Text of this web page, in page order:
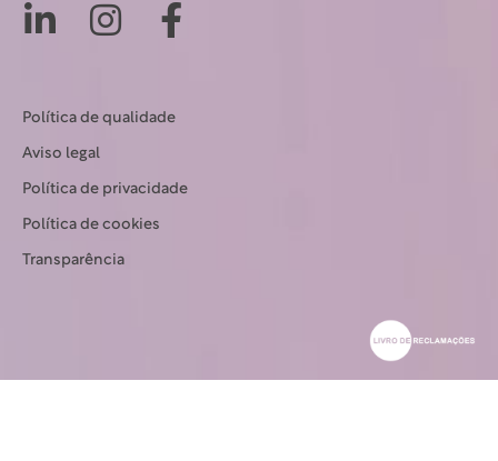
Política de qualidade
Aviso legal
Política de privacidade
Política de cookies
Transparência